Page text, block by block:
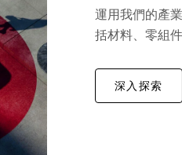
運用我們的產
括材料、零組
深入探索